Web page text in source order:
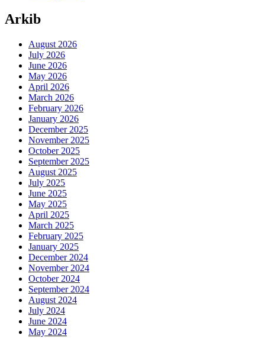
Arkib
August 2026
July 2026
June 2026
May 2026
April 2026
March 2026
February 2026
January 2026
December 2025
November 2025
October 2025
September 2025
August 2025
July 2025
June 2025
May 2025
April 2025
March 2025
February 2025
January 2025
December 2024
November 2024
October 2024
September 2024
August 2024
July 2024
June 2024
May 2024